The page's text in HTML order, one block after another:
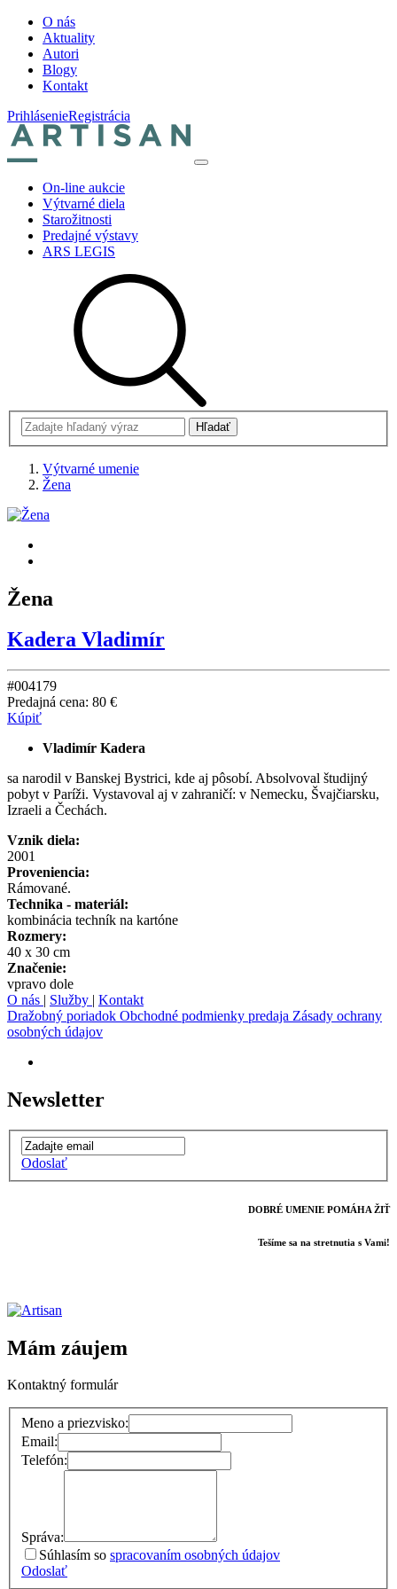
O nás
Aktuality
Autori
Blogy
Kontakt
PrihlásenieRegistrácia
On-line aukcie
Výtvarné diela
Starožitnosti
Predajné výstavy
ARS LEGIS
Výtvarné umenie
Žena
Žena
Kadera Vladimír
#004179
Predajná cena: 80 €
Kúpiť
Vladimír Kadera
sa narodil v Banskej Bystrici, kde aj pôsobí. Absolvoval študijný
pobyt v Paríži. Vystavoval aj v zahraničí: v Nemecku, Švajčiarsku,
Izraeli a Čechách.
Vznik diela:
2001
Proveniencia:
Rámované.
Technika - materiál:
kombinácia techník na kartóne
Rozmery:
40 x 30 cm
Značenie:
vpravo dole
O nás | Služby | Kontakt
Dražobný poriadok Obchodné podmienky predaja Zásady ochrany
osobných údajov
Newsletter
Odoslať
DOBRÉ UMENIE POMÁHA ŽIŤ
Tešíme sa na stretnutia s Vami!
Mám záujem
Kontaktný formulár
Meno a priezvisko:
Email:
Telefón:
Správa:
Súhlasím so spracovaním osobných údajov
Odoslať